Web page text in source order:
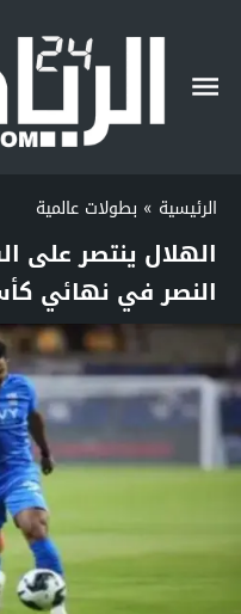
الرئيسية » بطولات عالمية
الهلال ينتصر على
النصر في نهائي